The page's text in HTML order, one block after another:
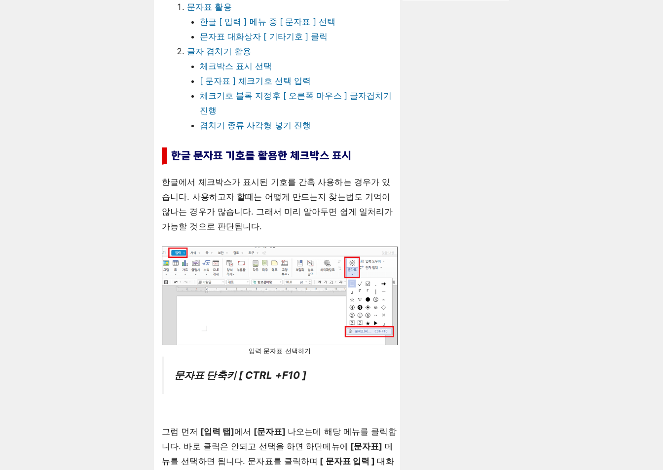
문자표 활용
한글 [ 입력 ] 메뉴 중 [ 문자표 ] 선택
문자표 대화상자 [ 기타기호 ] 클릭
글자 겹치기 활용
체크박스 표시 선택
[ 문자표 ] 체크기호 선택 입력
체크기호 블록 지정후 [ 오른쪽 마우스 ] 글자겹치기
진행
겹치기 종류 사각형 넣기 진행
한글 문자표 기호를 활용한 체크박스 표시
한글에서 체크박스가 표시된 기호를 간혹 사용하는 경우가 있
습니다. 사용하고자 할때는 어떻게 만드는지 찾는법도 기억이
않나는 경우가 많습니다. 그래서 미리 알아두면 쉽게 일처리가
가능할 것으로 판단됩니다.
입력 문자표 선택하기
문자표 단축키 [ CTRL +F10 ]
그럼 먼저 [입력 탭]에서 [문자표] 나오는데 해당 메뉴를 클릭합
니다. 바로 클릭은 안되고 선택을 하면 하단메뉴에 [문자표] 메
뉴를 선택하면 됩니다. 문자표를 클릭하며 [ 문자표 입력 ]대화